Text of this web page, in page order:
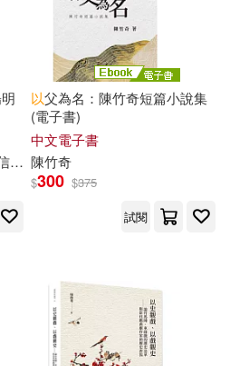
Dave C(19)
許齡芸
以父為名：陳竹奇短篇小說集
(電子書)
中文電子書
陳竹奇
$300 $375
試閱